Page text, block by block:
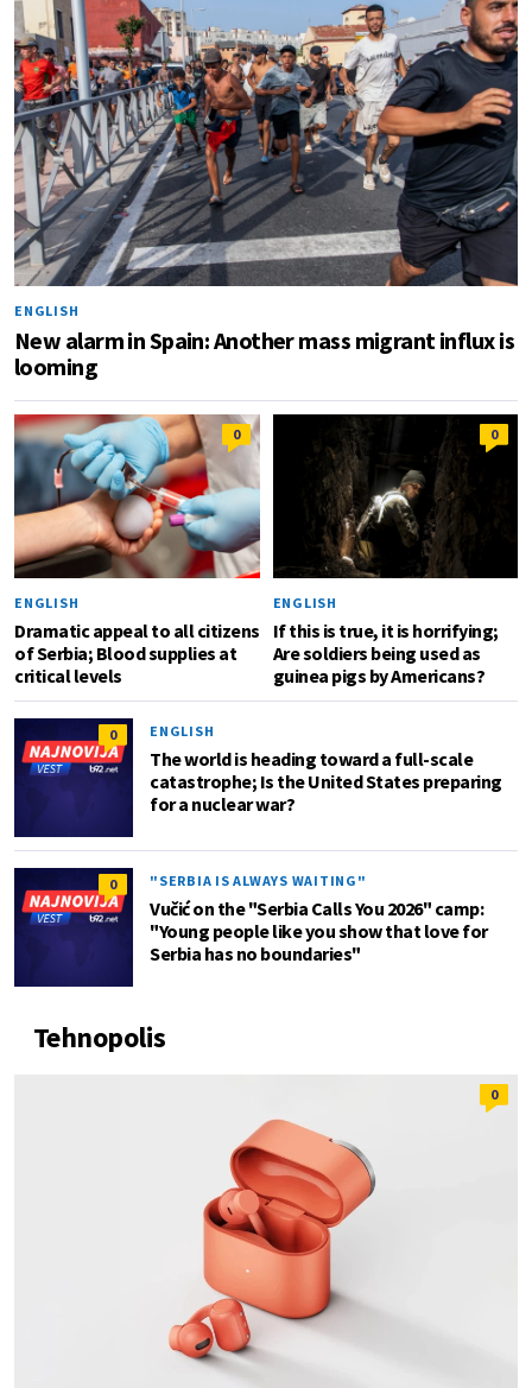
ENGLISH
New alarm in Spain: Another mass migrant influx is
looming
0
ENGLISH
Dramatic appeal to all citizens
of Serbia; Blood supplies at
critical levels
0
ENGLISH
If this is true, it is horrifying;
Are soldiers being used as
guinea pigs by Americans?
0 ENGLISH
The world is heading toward a full-scale
catastrophe; Is the United States preparing
for a nuclear war?
0 "SERBIA IS ALWAYS WAITING"
Vučić on the "Serbia Calls You 2026" camp:
"Young people like you show that love for
Serbia has no boundaries"
Tehnopolis
0